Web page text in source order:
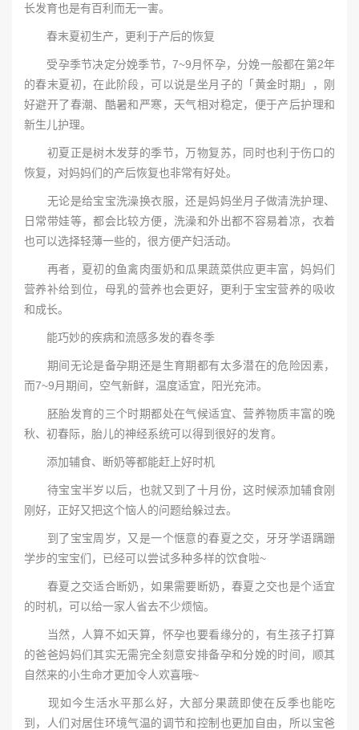
长发育也是有百利而无一害。
春末夏初生产，更利于产后的恢复
受孕季节决定分娩季节，7~9月怀孕，分娩一般都在第2年
的春末夏初，在此阶段，可以说是坐月子的「黄金时期」，刚
好避开了春潮、酷暑和严寒，天气相对稳定，便于产后护理和
新生儿护理。
初夏正是树木发芽的季节，万物复苏，同时也利于伤口的
恢复，对妈妈们的产后恢复也非常有好处。
无论是给宝宝洗澡换衣服，还是妈妈坐月子做清洗护理、
日常带娃等，都会比较方便，洗澡和外出都不容易着凉，衣着
也可以选择轻薄一些的，很方便产妇活动。
再者，夏初的鱼禽肉蛋奶和瓜果蔬菜供应更丰富，妈妈们
营养补给到位，母乳的营养也会更好，更利于宝宝营养的吸收
和成长。
能巧妙的疾病和流感多发的春冬季
期间无论是备孕期还是生育期都有太多潜在的危险因素，
而7~9月期间，空气新鲜，温度适宜，阳光充沛。
胚胎发育的三个时期都处在气候适宜、营养物质丰富的晚
秋、初春际，胎儿的神经系统可以得到很好的发育。
添加辅食、断奶等都能赶上好时机
待宝宝半岁以后，也就又到了十月份，这时候添加辅食刚
刚好，正好又把这个恼人的问题给躲过去。
到了宝宝周岁，又是一个惬意的春夏之交，牙牙学语蹒跚
学步的宝宝们，已经可以尝试多种多样的饮食啦~
春夏之交适合断奶，如果需要断奶，春夏之交也是个适宜
的时机，可以给一家人省去不少烦恼。
当然，人算不如天算，怀孕也要看缘分的，有生孩子打算
的爸爸妈妈们其实无需完全刻意安排备孕和分娩的时间，顺其
自然来的小生命才更加令人欢喜哦~
现如今生活水平那么好，大部分果蔬即使在反季也能吃
到，人们对居住环境气温的调节和控制也更加自由，所以宝爸